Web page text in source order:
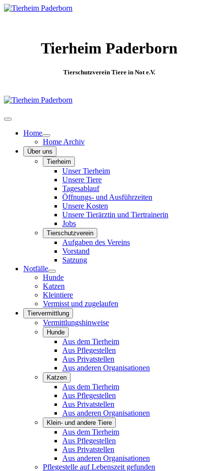
Tierheim Paderborn
Tierschutzverein Tiere in Not e.V.
Home
Home Archiv
Über uns
Tierheim
Unser Tierheim
Unsere Tiere
Tagesablauf
Öffnungs- und Ausführzeiten
Unsere Kosten
Unsere Tierärztin und Tiertrainerin
Jobs
Tierschutzverein
Aufgaben des Vereins
Vorstand
Satzung
Notfälle
Hunde
Katzen
Kleintiere
Vermisst und zugelaufen
Tiervermittlung
Vermittlungshinweise
Hunde
Aus dem Tierheim
Aus Pflegestellen
Aus Privatstellen
Aus anderen Organisationen
Katzen
Aus dem Tierheim
Aus Pflegestellen
Aus Privatstellen
Aus anderen Organisationen
Klein- und andere Tiere
Aus dem Tierheim
Aus Pflegestellen
Aus Privatstellen
Aus anderen Organisationen
Pflegestelle auf Lebenszeit gefunden